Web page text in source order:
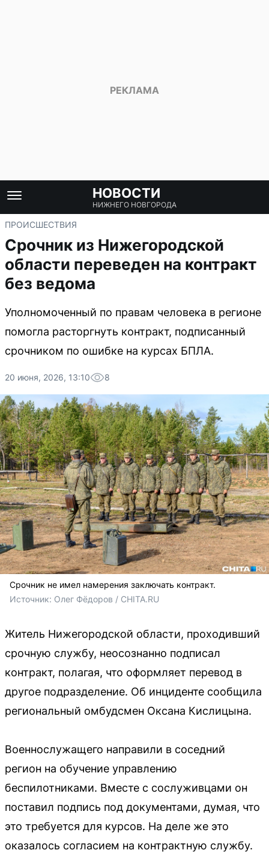
НОВОСТИ
НИЖНЕГО НОВГОРОДА
ПРОИСШЕСТВИЯ
Срочник из Нижегородской
области переведен на контракт
без ведома
Уполномоченный по правам человека в регионе
помогла расторгнуть контракт, подписанный
срочником по ошибке на курсах БПЛА.
20 июня, 2026, 13:10 8
Срочник не имел намерения заключать контракт.
Источник: Олег Фёдоров / CHITA.RU
Житель Нижегородской области, проходивший
срочную службу, неосознанно подписал
контракт, полагая, что оформляет перевод в
другое подразделение. Об инциденте сообщила
региональный омбудсмен Оксана Кислицына.
Военнослужащего направили в соседний
регион на обучение управлению
беспилотниками. Вместе с сослуживцами он
поставил подпись под документами, думая, что
это требуется для курсов. На деле же это
оказалось согласием на контрактную службу.